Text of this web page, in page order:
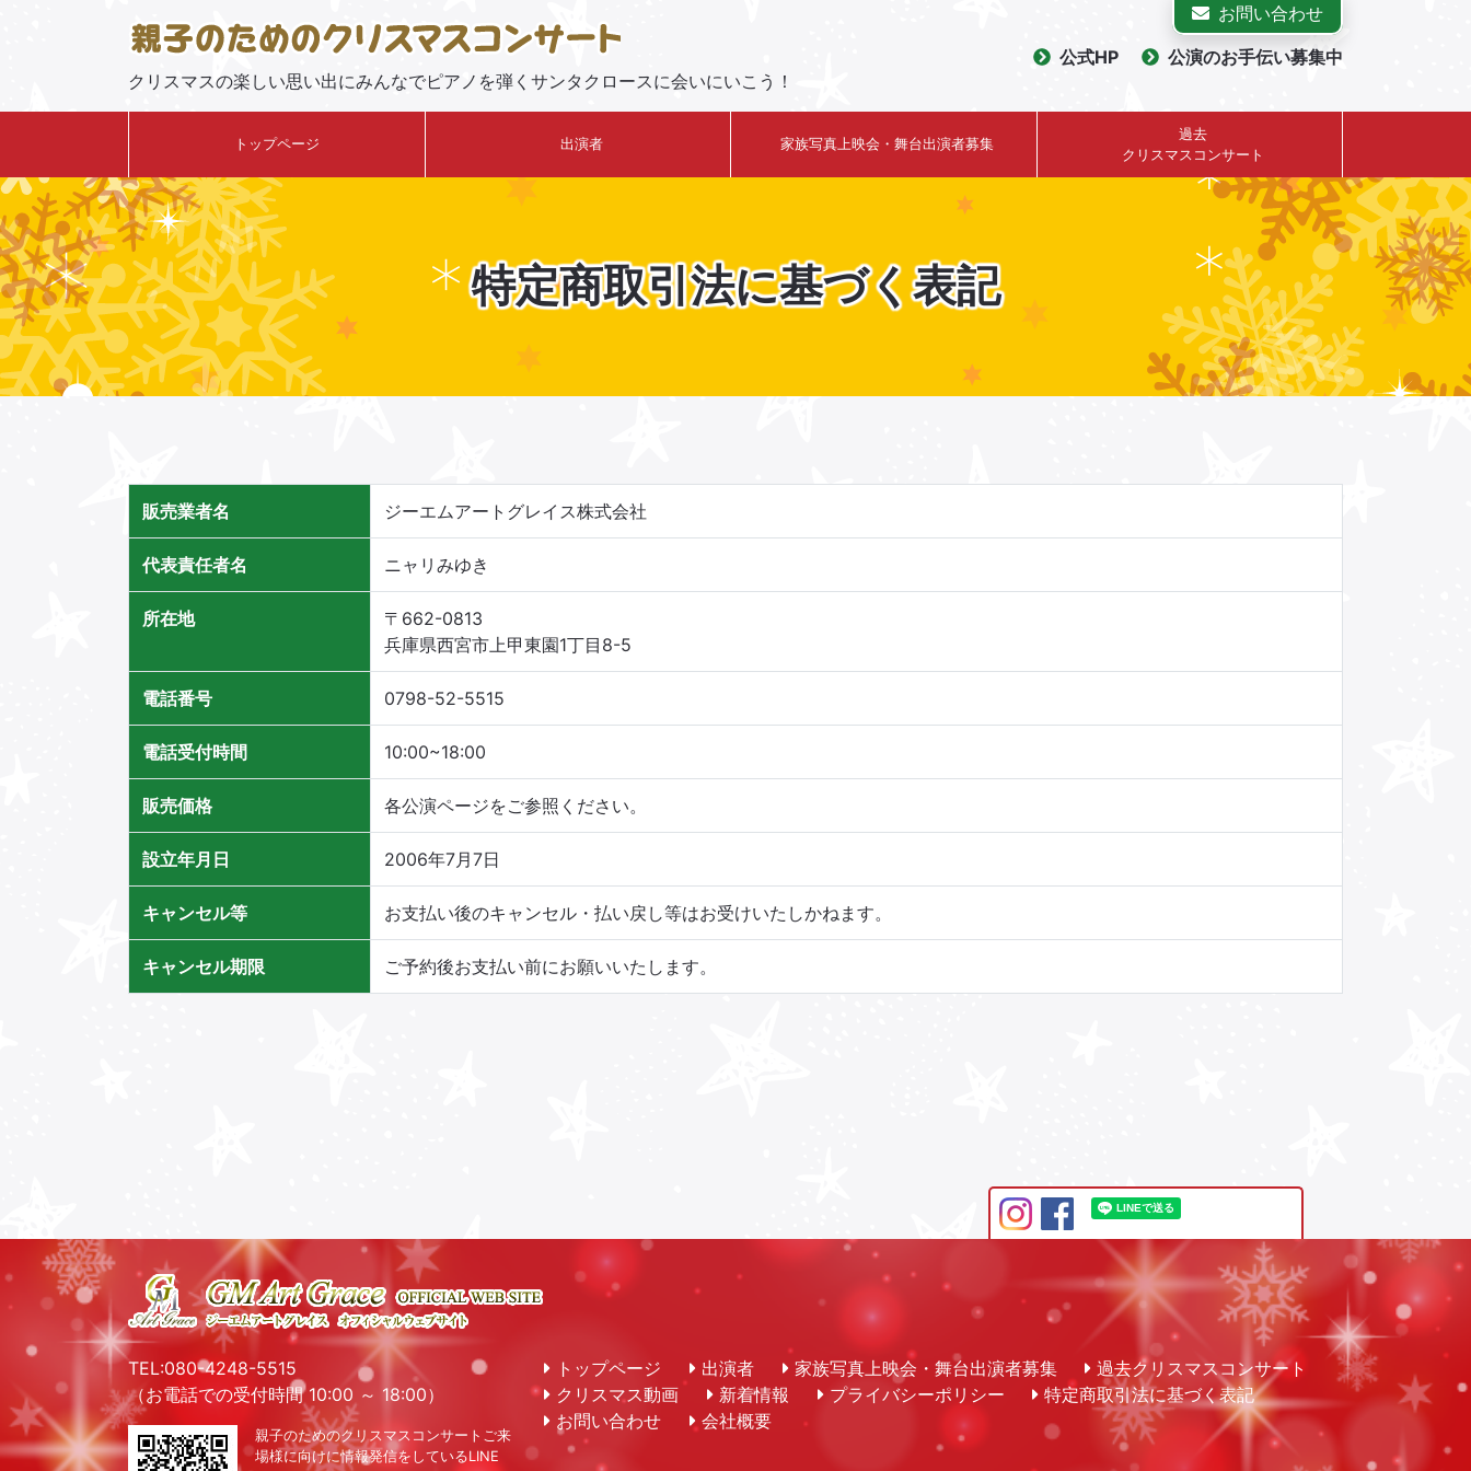
クリスマスの楽しい思い出にみんなでピアノを弾くサンタクロースに会いにいこう！
お問い合わせ
公式HP
公演のお手伝い募集中
トップページ 出演者 家族写真上映会・舞台出演者募集
過去
クリスマスコンサート
特定商取引法に基づく表記
販売業者名 ジーエムアートグレイス株式会社
代表責任者名 ニャリみゆき
所在地
〒662-0813
兵庫県西宮市上甲東園1丁目8-5
電話番号 0798-52-5515
電話受付時間 10:00~18:00
販売価格 各公演ページをご参照ください。
設立年月日 2006年7月7日
キャンセル等 お支払い後のキャンセル・払い戻し等はお受けいたしかねます。
キャンセル期限 ご予約後お支払い前にお願いいたします。
TEL:080-4248-5515
（お電話での受付時間 10:00 ～ 18:00）
親子のためのクリスマスコンサートご来
場様に向けに情報発信をしているLINE
トップページ 出演者 家族写真上映会・舞台出演者募集
過去クリスマスコンサート
クリスマス動画
新着情報 プライバシーポリシー
特定商取引法に基づく表記
お問い合わせ
会社概要